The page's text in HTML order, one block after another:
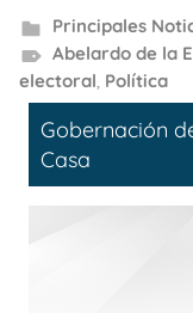
Principales
Abelardo de la
electoral, Política
Gobernación
Casa